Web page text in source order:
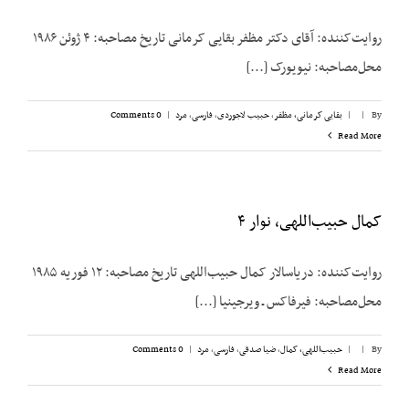
روایت‌کننده: آقای دکتر مظفر بقایی کرمانی تاریخ مصاحبه: ۴ ژوئن ۱۹۸۶
محل‌مصاحبه: نیویورک [...]
By
|
| بقایی کرمانی، مظفر,حبیب لاجوردی,فارسی,مرد |
0 Comments
Read More
کمال حبیب‌اللهی، نوار ۴
روایت‌کننده: دریاسالار کمال حبیب‌اللهی تاریخ مصاحبه: ۱۲ فوریه ۱۹۸۵
محل‌مصاحبه: فیرفاکس ـ ویرجینیا [...]
By
|
| حبیب‌اللهی، کمال,ضیا صدقی,فارسی,مرد |
0 Comments
Read More